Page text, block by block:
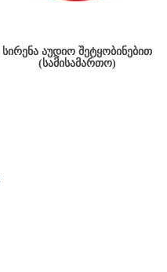
ᲡᲘᲠᲔᲜᲐ ᲐᲣᲓᲘᲝ ᲨᲔᲢᲧᲝᲑᲘᲜᲔᲑᲘᲗ
(ᲡᲐᲛᲘᲡᲐᲛᲐᲠᲗᲝ)